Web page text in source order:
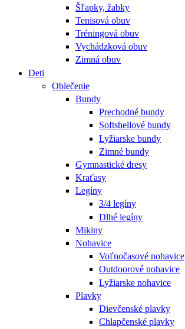
Šľapky, žabky
Tenisová obuv
Tréningová obuv
Vychádzková obuv
Zimná obuv
Deti
Oblečenie
Bundy
Prechodné bundy
Softshellové bundy
Lyžiarske bundy
Zimné bundy
Gymnastické dresy
Kraťasy
Legíny
3/4 legíny
Dlhé legíny
Mikiny
Nohavice
Voľnočasové nohavice
Outdoorové nohavice
Lyžiarske nohavice
Plavky
Dievčenské plavky
Chlapčenské plavky